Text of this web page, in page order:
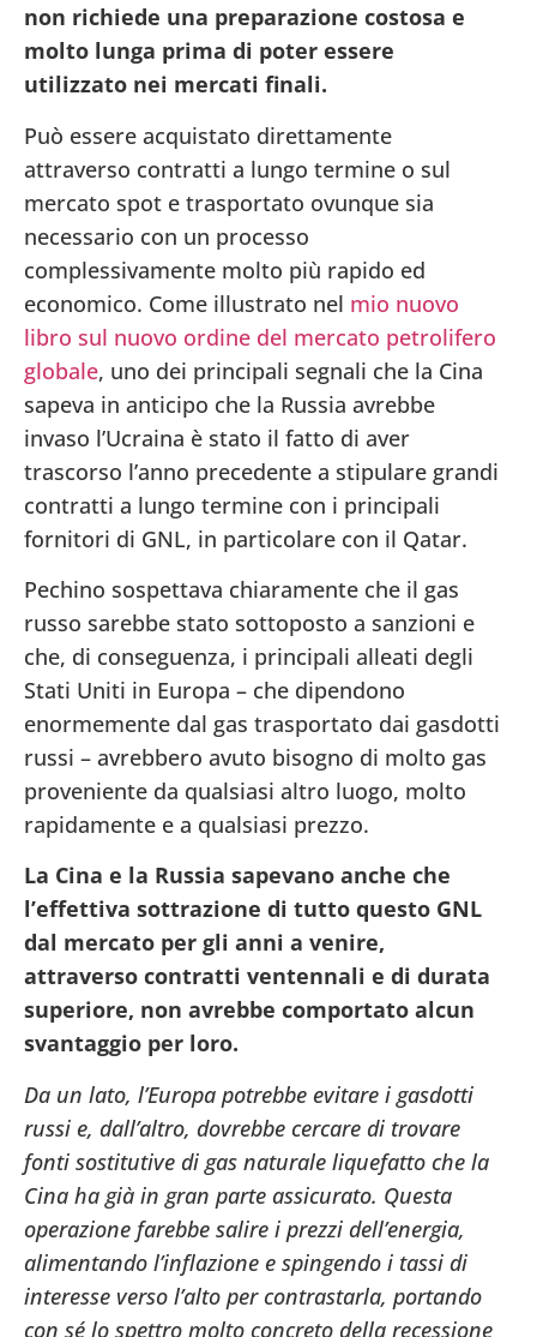
non richiede una preparazione costosa e
molto lunga prima di poter essere
utilizzato nei mercati finali.
Può essere acquistato direttamente
attraverso contratti a lungo termine o sul
mercato spot e trasportato ovunque sia
necessario con un processo
complessivamente molto più rapido ed
economico. Come illustrato nel mio nuovo
libro sul nuovo ordine del mercato petrolifero
globale, uno dei principali segnali che la Cina
sapeva in anticipo che la Russia avrebbe
invaso l’Ucraina è stato il fatto di aver
trascorso l’anno precedente a stipulare grandi
contratti a lungo termine con i principali
fornitori di GNL, in particolare con il Qatar.
Pechino sospettava chiaramente che il gas
russo sarebbe stato sottoposto a sanzioni e
che, di conseguenza, i principali alleati degli
Stati Uniti in Europa – che dipendono
enormemente dal gas trasportato dai gasdotti
russi – avrebbero avuto bisogno di molto gas
proveniente da qualsiasi altro luogo, molto
rapidamente e a qualsiasi prezzo.
La Cina e la Russia sapevano anche che
l’effettiva sottrazione di tutto questo GNL
dal mercato per gli anni a venire,
attraverso contratti ventennali e di durata
superiore, non avrebbe comportato alcun
svantaggio per loro.
Da un lato, l’Europa potrebbe evitare i gasdotti
russi e, dall’altro, dovrebbe cercare di trovare
fonti sostitutive di gas naturale liquefatto che la
Cina ha già in gran parte assicurato. Questa
operazione farebbe salire i prezzi dell’energia,
alimentando l’inflazione e spingendo i tassi di
interesse verso l’alto per contrastarla, portando
con sé lo spettro molto concreto della recessione